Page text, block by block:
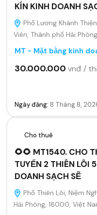
KÍN KINH DOANH
Phố Lương Khánh
Viên, Thành phố Hải
MT - Mặt bằng kinh
30.000.000 vnđ /
Ngày đăng: 8 Tháng 8,
Cho thuê
🌻🌻 MT1540. CHO
TUYẾN 2 THIÊN LÔI
DOANH SẠCH SẼ
Phố Thiên Lôi, Niệm
Hải Phòng, 18000, Việt